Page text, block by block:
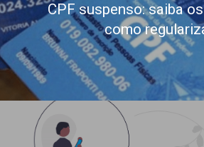
CPF suspenso: saiba
como